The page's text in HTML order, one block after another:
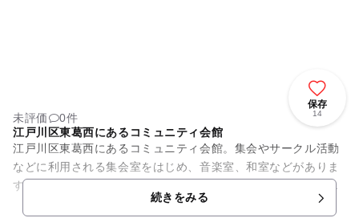
保存
14
未評価
0件
江戸川区東葛西にあるコミュニティ会館
江戸川区東葛西にあるコミュニティ会館。集会やサークル活動
などに利用される集会室をはじめ、音楽室、和室などがありま
す。スポーツルームではバドミントンや卓球などが気軽楽しめ
続きをみる